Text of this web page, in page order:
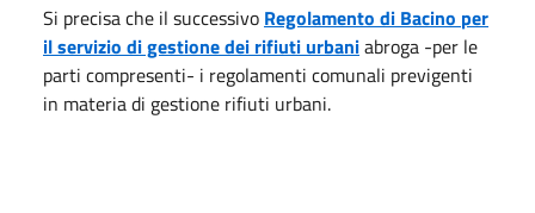
Si precisa che il successivo Regolamento di Bacino per
il servizio di gestione dei rifiuti urbaniabroga -per le
parti compresenti- i regolamenti comunali previgenti
in materia di gestione rifiuti urbani.